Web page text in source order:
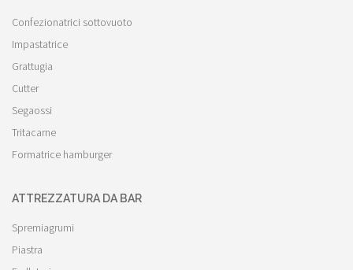
Confezionatrici sottovuoto
Impastatrice
Grattugia
Cutter
Segaossi
Tritacarne
Formatrice hamburger
ATTREZZATURA DA BAR
Spremiagrumi
Piastra